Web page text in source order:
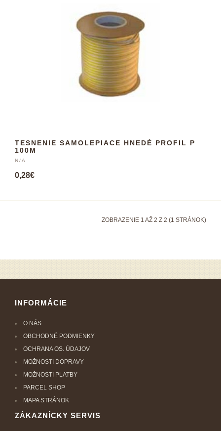
TESNENIE SAMOLEPIACE HNEDÉ PROFIL P
100M
N/A
0,28€
ZOBRAZENIE 1 AŽ 2 Z 2 (1 STRÁNOK)
INFORMÁCIE
O NÁS
OBCHODNÉ PODMIENKY
OCHRANA OS. ÚDAJOV
MOŽNOSTI DOPRAVY
MOŽNOSTI PLATBY
PARCEL SHOP
MAPA STRÁNOK
ZÁKAZNÍCKY SERVIS